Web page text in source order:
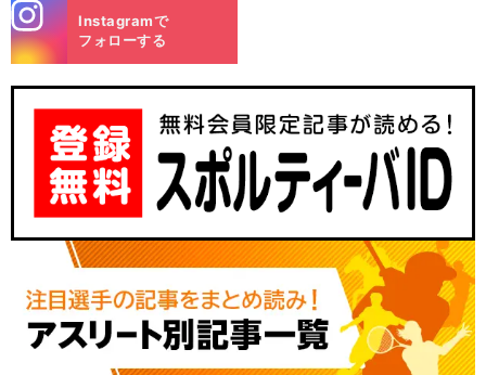
m
Instagramで
フォローする